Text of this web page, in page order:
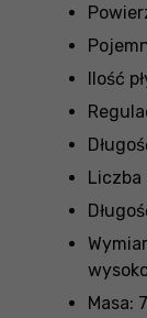
Ilość
Liczba
Masa: